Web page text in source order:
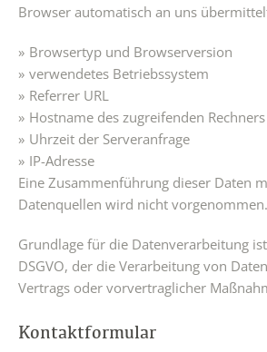
Browser automatisch an uns
Browsertyp und Browserversion
verwendetes Betriebssystem
Referrer URL
Hostname des zugreifenden Rechners
Uhrzeit der Serveranfrage
IP-Adresse
Eine Zusammenführung dieser Daten
Datenquellen wird nicht vorgenommen.
Grundlage für die Datenverarbeitung
DSGVO, der die Verarbeitung von
Vertrags oder vorvertraglicher
Kontaktformular